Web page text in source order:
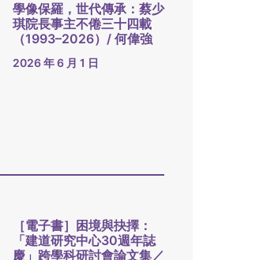
學像保羅，世代傳承：蔡少
琪院長事主不倦三十四載
（1993–2026）/ 何偉強
2026 年 6 月 1 日
［電子書］困境與抉擇：
「建道研究中心30週年誌
慶」跨學科研討會論文集／